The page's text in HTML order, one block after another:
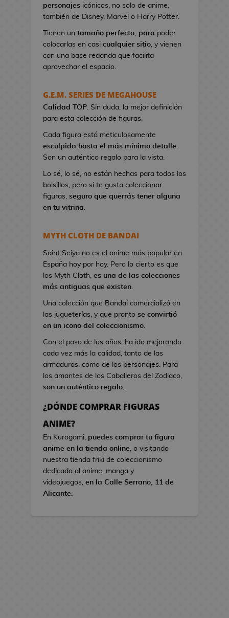
e
V
o
e
g
o
n
d
o
s
d
e
V
j
u
e
g
o
l
personajes icónicos, no solo de anime,
también de Disney, Marvel o Harry Potter.
Tienen un tamaño perfecto, para poder
colocarlas en casi cualquier sitio, y vienen
con una base redonda que facilita
aprovechar el espacio.
G.E.M. SERIES DE MEGAHOUSE
Calidad TOP. Sin duda, la mejor definición
para esta colección de figuras.
Cada figura está meticulosamente
esculpida hasta el más mínimo detalle.
Son un auténtico regalo para la vista.
Lo sé, lo sé, no están hechas para todos los
bolsillos, pero si te gusta coleccionar
figuras, seguro que querrás tener alguna
en tu vitrina.
MYTH CLOTH DE BANDAI
Saint Seiya no es el anime más popular en
España hoy por hoy. Pero lo cierto es que
los Myth Cloth, es una de las colecciones
más antiguas que existen.
Una colección que Bandai comercializó en
las jugueterías, y que pronto se convirtió
en un icono del coleccionismo.
Con el paso de los años, ha ido mejorando
cada vez más la calidad, tanto de las
armaduras, como de los personajes. Para
los amantes de los Caballeros del Zodiaco,
son un auténtico regalo.
¿DÓNDE COMPRAR FIGURAS
ANIME?
En Kurogami, puedes comprar tu figura
anime en la tienda online, o visitando
nuestra tienda friki de coleccionismo
dedicada al anime, manga y
videojuegos, en la Calle Serrano, 11 de
Alicante.